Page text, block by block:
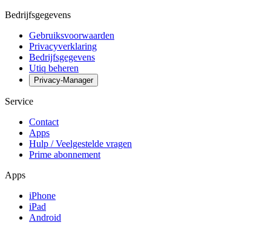
Bedrijfsgegevens
Gebruiksvoorwaarden
Privacyverklaring
Bedrijfsgegevens
Utiq beheren
Privacy-Manager
Service
Contact
Apps
Hulp / Veelgestelde vragen
Prime abonnement
Apps
iPhone
iPad
Android